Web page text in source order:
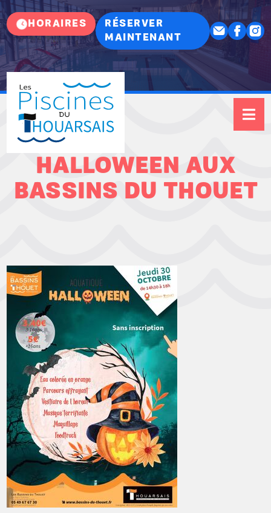
HORAIRES
RÉSERVER
MAINTENANT
HALLOWEEN AUX
BASSINS DU THOUET